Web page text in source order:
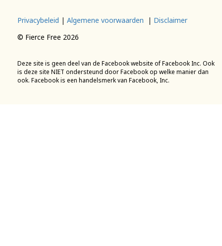
Privacybeleid | Algemene voorwaarden | Disclaimer
© Fierce Free 2026
Deze site is geen deel van de Facebook website of Facebook Inc. Ook
is deze site NIET ondersteund door Facebook op welke manier dan
ook. Facebook is een handelsmerk van Facebook, Inc.